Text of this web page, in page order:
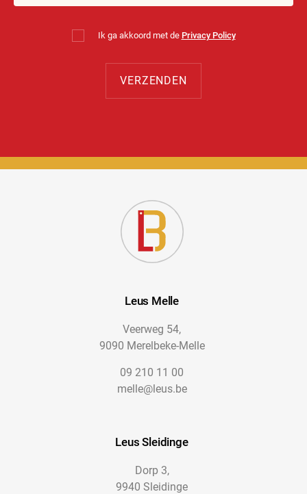
Ik ga akkoord met de Privacy Policy
Leus Melle
Veerweg 54,
9090 Merelbeke-Melle
09 210 11 00
melle@leus.be
Leus Sleidinge
Dorp 3,
9940 Sleidinge